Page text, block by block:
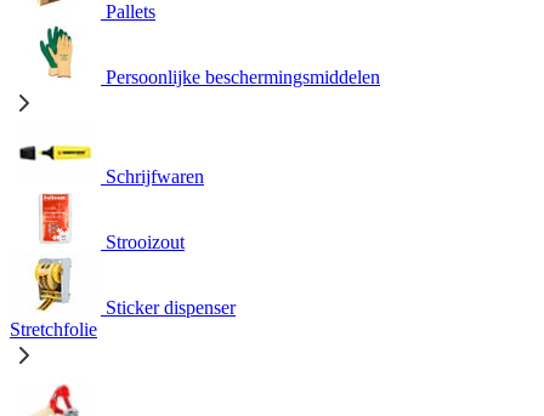
Pallets
Persoonlijke beschermingsmiddelen
Schrijfwaren
Strooizout
Sticker dispenser
Stretchfolie